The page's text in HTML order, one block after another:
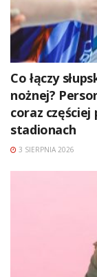
Co łączy
nożnej?
coraz
stadionach
3 SIERPNIA 2026